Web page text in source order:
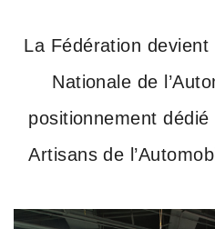
La Fédération
Nationale de
positionnement
Artisans de